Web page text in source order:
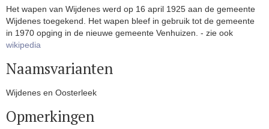
Het wapen van Wijdenes werd op 16 april 1925 aan de gemeente
Wijdenes toegekend. Het wapen bleef in gebruik tot de gemeente
in 1970 opging in de nieuwe gemeente Venhuizen. - zie ook
wikipedia
Naamsvarianten
Wijdenes en Oosterleek
Opmerkingen